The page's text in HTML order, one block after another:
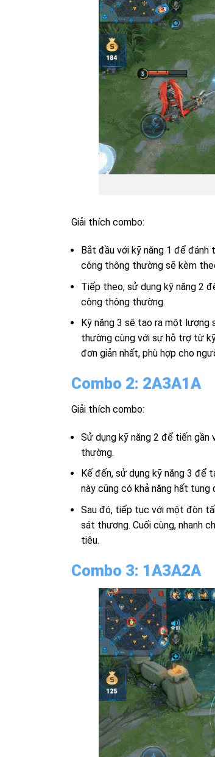
Giải thích combo:
Bắt đầu với kỹ năng 1 để
công thông thường sẽ kèm
Tiếp theo, sử dụng kỹ năng 2
công thông thường.
Kỹ năng 3 sẽ tạo ra một lượng
thường cùng với sự hỗ trợ từ
đơn giản nhất, phù hợp cho
Combo 2: 2A3A1A
Giải thích combo:
Sử dụng kỹ năng 2 để tiến
thường.
Kế đến, sử dụng kỹ năng 3 để
này cũng có khả năng hất tung
Sau đó, tiếp tục với một đòn
sát thương. Cuối cùng, nhanh
tiêu.
Combo 3: 1A3A2A